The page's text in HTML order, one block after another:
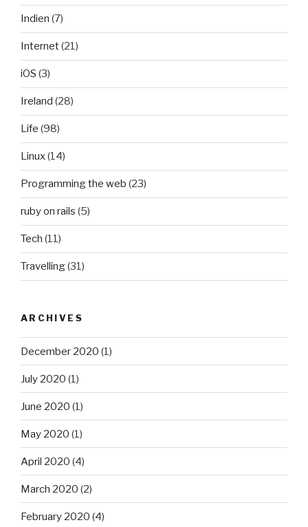
Indien (7)
Internet(21)
iOS (3)
Ireland (28)
Life (98)
Linux(14)
Programming the web (23)
ruby on rails (5)
Tech (11)
Travelling(31)
ARCHIVES
December 2020 (1)
July 2020 (1)
June 2020 (1)
May 2020 (1)
April 2020 (4)
March 2020 (2)
February 2020 (4)